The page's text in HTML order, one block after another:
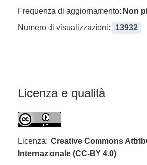
Frequenza di aggiornamento: Non
Numero di visualizzazioni:
13932
Licenza e qualità
Licenza: Creative Commons
Internazionale (CC-BY 4.0)